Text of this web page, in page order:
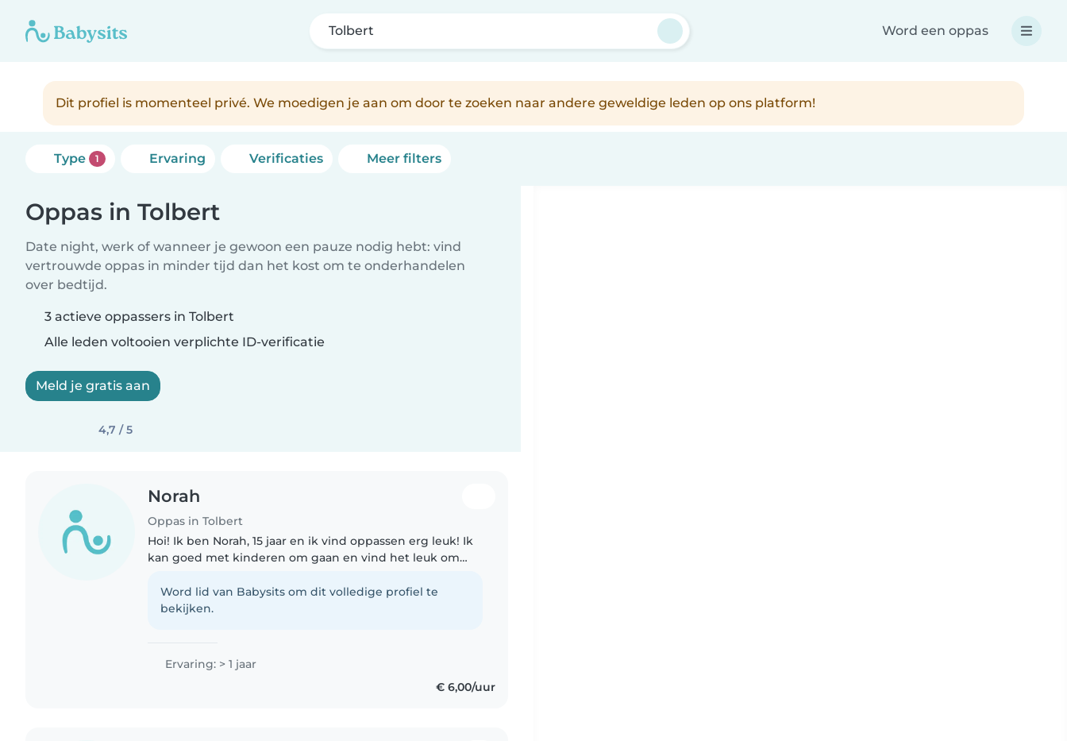
Tolbert Word een oppas
Dit profiel is momenteel privé. We moedigen je aan om door te zoeken naar andere geweldige leden op ons platform!
Type 1 Ervaring Verificaties Meer filters
Oppas in Tolbert
Date night, werk of wanneer je gewoon een pauze nodig hebt: vind
vertrouwde oppas in minder tijd dan het kost om te onderhandelen
over bedtijd.
3 actieve oppassers in Tolbert
Alle leden voltooien verplichte ID-verificatie
Meld je gratis aan
4,7 / 5
Norah
Oppas in Tolbert
Hoi! Ik ben Norah, 15 jaar en ik vind oppassen erg leuk! Ik
kan goed met kinderen om gaan en vind het leuk om
gezellige en..
Word lid van Babysits om dit volledige profiel te
bekijken.
Ervaring: > 1 jaar
€ 6,00/uur